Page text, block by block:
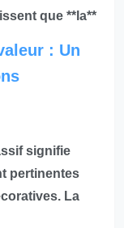
que **la**
: Un
signifie
pertinentes
La